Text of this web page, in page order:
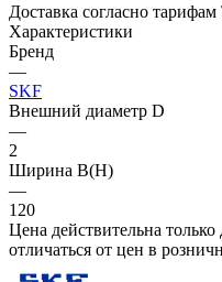
Доставка согласно
Характеристики
Бренд
—
SKF
Внешний диаметр D
—
2
Ширина B(H)
—
120
Цена действительна
отличаться от цен в